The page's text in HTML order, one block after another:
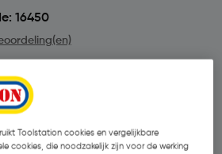
16450
Toolstation cookies en vergelijkbare
cookies, die noodzakelijk zijn voor de werking